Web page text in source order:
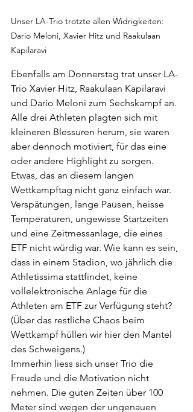
Unser LA-Trio trotzte allen Widrigkeiten:
Dario Meloni, Xavier Hitz und Raakulaan
Kapilaravi
Ebenfalls am Donnerstag trat unser LA-
Trio Xavier Hitz, Raakulaan Kapilaravi
und Dario Meloni zum Sechskampf an.
Alle drei Athleten plagten sich mit
kleineren Blessuren herum, sie waren
aber dennoch motiviert, für das eine
oder andere Highlight zu sorgen.
Etwas, das an diesem langen
Wettkampftag nicht ganz einfach war.
Verspätungen, lange Pausen, heisse
Temperaturen, ungewisse Startzeiten
und eine Zeitmessanlage, die eines
ETF nicht würdig war. Wie kann es sein,
dass in einem Stadion, wo jährlich die
Athletissima stattfindet, keine
vollelektronische Anlage für die
Athleten am ETF zur Verfügung steht?
(Über das restliche Chaos beim
Wettkampf hüllen wir hier den Mantel
des Schweigens.)
Immerhin liess sich unser Trio die
Freude und die Motivation nicht
nehmen. Die guten Zeiten über 100
Meter sind wegen der ungenauen